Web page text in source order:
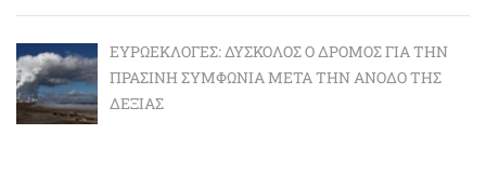
ΕΥΡΩΕΚΛΟΓΈΣ: ΔΎΣΚΟΛΟΣ Ο ΔΡΌΜΟΣ ΓΙΑ ΤΗΝ
ΠΡΆΣΙΝΗ ΣΥΜΦΩΝΊΑ ΜΕΤΆ ΤΗΝ ΆΝΟΔΟ ΤΗΣ
ΔΕΞΙΆΣ